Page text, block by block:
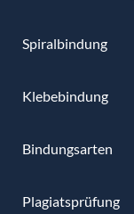
Spiralbindung
Klebebindung
Bindungsarten
Plagiatsprüfung